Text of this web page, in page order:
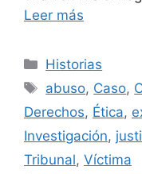
Leer más
Categorías
Historias
Etiquetas
abuso, Caso,
Derechos, Ética,
Investigación,
Tribunal, Víctima